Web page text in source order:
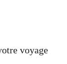
voyage